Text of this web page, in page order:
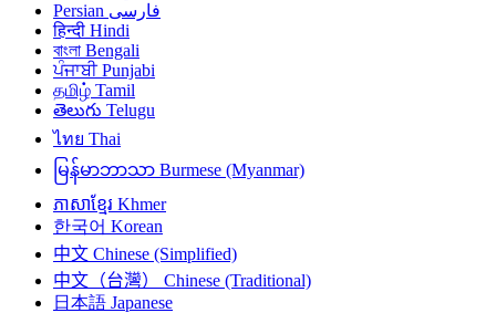
فارسی Persian
हिन्दी Hindi
বাংলা Bengali
ਪੰਜਾਬੀ Punjabi
தமிழ் Tamil
తెలుగు Telugu
ไทย Thai
မြန်မာဘာသာ Burmese (Myanmar)
ភាសាខ្មែរ Khmer
한국어 Korean
中文 Chinese (Simplified)
中文（台灣）
Chinese (Traditional)
日本語 Japanese